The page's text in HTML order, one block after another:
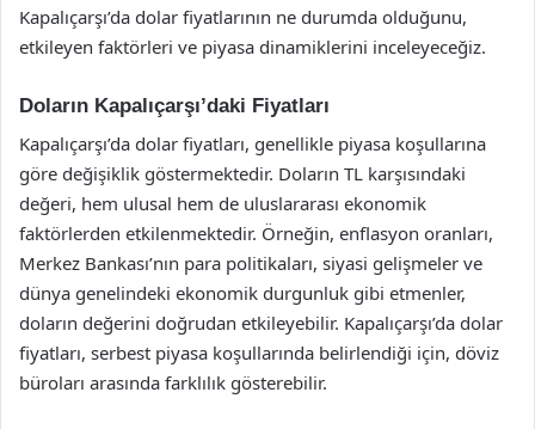
Kapalıçarşı’da dolar fiyatlarının ne durumda olduğunu,
etkileyen faktörleri ve piyasa dinamiklerini inceleyeceğiz.
Doların Kapalıçarşı’daki Fiyatları
Kapalıçarşı’da dolar fiyatları, genellikle piyasa koşullarına
göre değişiklik göstermektedir. Doların TL karşısındaki
değeri, hem ulusal hem de uluslararası ekonomik
faktörlerden etkilenmektedir. Örneğin, enflasyon oranları,
Merkez Bankası’nın para politikaları, siyasi gelişmeler ve
dünya genelindeki ekonomik durgunluk gibi etmenler,
doların değerini doğrudan etkileyebilir. Kapalıçarşı’da dolar
fiyatları, serbest piyasa koşullarında belirlendiği için, döviz
büroları arasında farklılık gösterebilir.